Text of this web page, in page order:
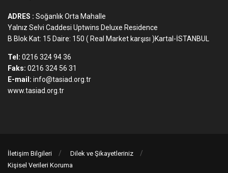
ADRES : Soğanlık Orta Mahalle
Yalnız Selvi Caddesi Uptwins Deluxe Residence
B Blok Kat: 15 Daire: 150 ( Real Market karşısı )Kartal-İSTANBUL
Tel: 0216 324 94 36
Faks: 0216 324 56 31
E-mail: info@tasiad.org.tr
www.tasiad.org.tr
İletişim Bilgileri
Dilek ve Şikayetleriniz
Kişisel Verileri Koruma